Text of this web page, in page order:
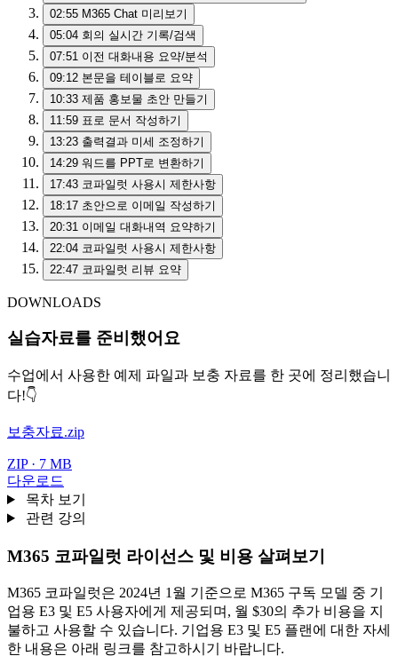
02:55 M365 Chat 미리보기
05:04 회의 실시간 기록/검색
07:51 이전 대화내용 요약/분석
09:12 본문을 테이블로 요약
10:33 제품 홍보물 초안 만들기
11:59 표로 문서 작성하기
13:23 출력결과 미세 조정하기
14:29 워드를 PPT로 변환하기
17:43 코파일럿 사용시 제한사항
18:17 초안으로 이메일 작성하기
20:31 이메일 대화내역 요약하기
22:04 코파일럿 사용시 제한사항
22:47 코파일럿 리뷰 요약
DOWNLOADS
실습자료를 준비했어요
수업에서 사용한 예제 파일과 보충 자료를 한 곳에 정리했습니
다!👇
보충자료.zip
ZIP · 7 MB
다운로드
목차 보기
관련 강의
M365 코파일럿 라이선스 및 비용 살펴보기
M365 코파일럿은 2024년 1월 기준으로 M365 구독 모델 중 기
업용 E3 및 E5 사용자에게 제공되며, 월 $30의 추가 비용을 지
불하고 사용할 수 있습니다. 기업용 E3 및 E5 플랜에 대한 자세
한 내용은 아래 링크를 참고하시기 바랍니다.